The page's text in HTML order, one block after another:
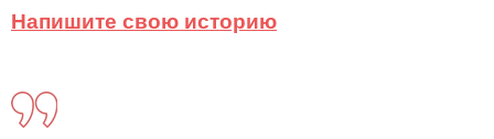
Напишите свою историю